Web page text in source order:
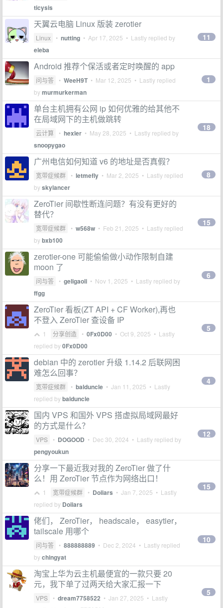
ticysis
天翼云电脑 Linux 版装 zerotier
Linux • nutting • Apr 17, 2025 • Lastly replied by
eleba
11
Android 推荐个保活或者定时唤醒的 app
问与答 • WeeH9T • Mar 12, 2025 • Lastly replied
bymurmurkerman
1
单台主机拥有公网 ip 如何优雅的给其他不
在局域网下的主机做跳转
云计算 • hexler • May 28, 2025 • Lastly replied by
snoopygao
18
广州电信如何知道 v6 的地址是否真假？
宽带症候群 • letmefly • Mar 2, 2025 • Lastly replied
byskylancer
8
ZeroTier 间歇性断连问题？有没有更好的
替代？
宽带症候群 • w568w • Feb 21, 2025 • Lastly replied
bybxb100
15
zerotier-one 可能偷偷做小动作限制自建
moon 了
问与答 • geligaoli • Nov 1, 2025 • Lastly replied by
ffgg
6
ZeroTier 看板(ZT API + CF Worker),再也
不登入 ZeroTier 查设备 IP
1 分享创造 • 0Fx0D00 • Oct 9, 2025 • Lastly
replied by0Fx0D00
5
debian 中的 zerotier 升级 1.14.2 后联网困
难怎么回事？
宽带症候群 • balduncle • Jan 11, 2025 • Lastly
replied bybalduncle
4
国内 VPS 和国外 VPS 搭虚拟局域网最好
的方式是什么？
VPS • DOGOOD • Dec 30, 2024 • Lastly replied by
pengyoukun
12
分享一下最近我对我的 ZeroTier 做了什
么！用 ZeroTier 节点作为网络出口！
1 宽带症候群 • Doiiars • Jan 7, 2025 • Lastly
replied by Doiiars
15
佬们， ZeroTier， headscale， easytier，
tailscale 用哪个
问与答 • 888888889 • Dec 2, 2024 • Lastly replied
bychingyat
10
淘宝上华为云主机最便宜的一款只要 20
元，我下单了过两天给大家汇报一下
VPS • dream7758522 • Jan 27, 2025 • Lastly
5